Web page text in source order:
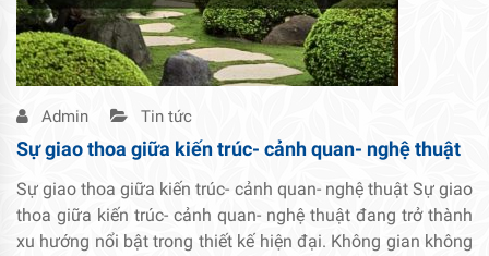
Admin Tin tức
Sự giao thoa giữa kiến trúc- cảnh quan- nghệ thuật
Sự giao thoa giữa kiến trúc- cảnh quan- nghệ thuật Sự giao
thoa giữa kiến trúc- cảnh quan- nghệ thuật đang trở thành
xu hướng nổi bật trong thiết kế hiện đại. Không gian không